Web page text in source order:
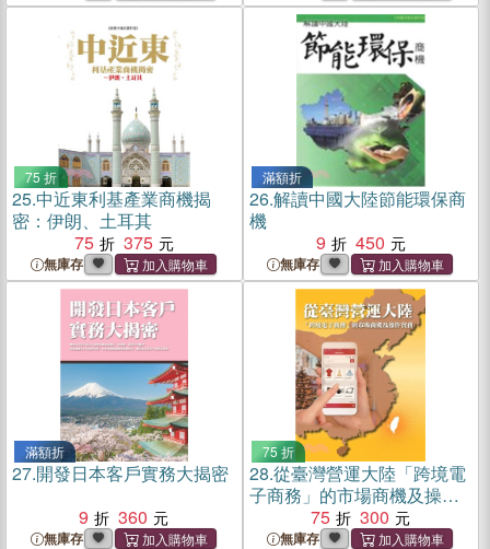
75 折
25.中近東利基產業商機揭
密：伊朗、土耳其
75
375
無庫存
滿額折
26.解讀中國大陸節能環保商
機
9
450
無庫存
滿額折
27.開發日本客戶實務大揭密
9
360
無庫存
75 折
28.從臺灣營運大陸「跨境電
子商務」的市場商機及操作
75 300
無庫存